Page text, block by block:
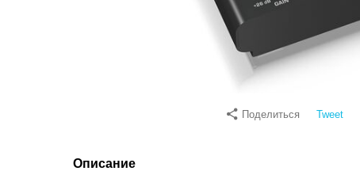
Поделиться Tweet
Описание